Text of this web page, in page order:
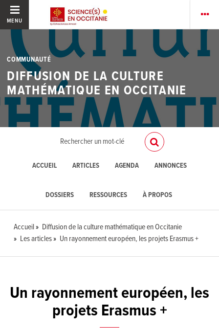
MENU
COMMUNAUTÉ
DIFFUSION DE LA CULTURE
MATHÉMATIQUE EN OCCITANIE
ACCUEIL ARTICLES AGENDA ANNONCES
DOSSIERS RESSOURCES À PROPOS
Accueil
Diffusion de la culture mathématique en Occitanie
Les articles
Un rayonnement européen, les projets Erasmus +
Un rayonnement européen, les
projets Erasmus +